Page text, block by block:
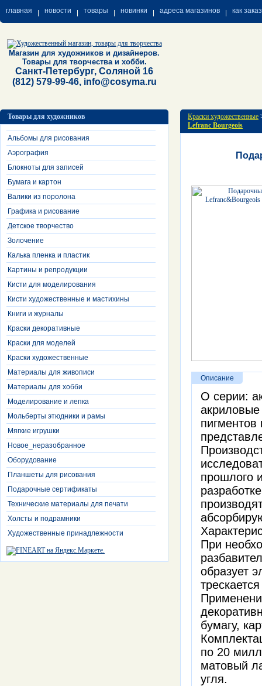
главная новости товары новинки адреса магазинов как
Магазин для художников и дизайнеров.
Товары для творчества и хобби.
Санкт-Петербург, Соляной 16
(812) 579-99-46, info@cosyma.ru
Товары для художников
Альбомы для рисования
Аэрография
Блокноты для записей
Бумага и картон
Валики из поролона
Графика и рисование
Детское творчество
Золочение
Калька пленка и пластик
Картины и репродукции
Кисти для моделирования
Кисти художественные и мастихины
Книги и журналы
Краски декоративные
Краски для моделей
Краски художественные
Материалы для живописи
Материалы для хобби
Моделирование и лепка
Мольберты этюдники и рамы
Мягкие игрушки
Новое_неразобранное
Оборудование
Планшеты для рисования
Подарочные сертификаты
Технические материалы для печати
Холсты и подрамники
Художественные принадлежности
Краски художественные
Lefranc Bourgeois
Описание
О серии:
акриловые
прошлого
При
образует
бумагу,
по 20
матовый
угля.